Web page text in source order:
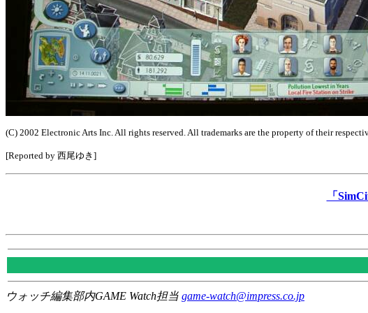
(C) 2002 Electronic Arts Inc. All rights reserved. All trademarks are the property of their
[Reported by 西尾ゆき]
「
ウォッチ編集部内GAME Watch担当 game-watch@impress.co.jp